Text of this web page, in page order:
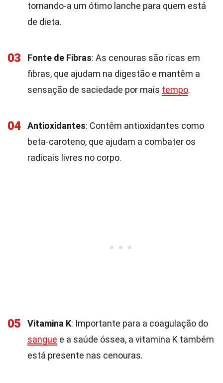
tornando-a um ótimo lanche para quem está
de dieta.
03 Fonte de Fibras: As cenouras são ricas em
fibras, que ajudam na digestão e mantêm a
sensação de saciedade por mais tempo.
04 Antioxidantes: Contêm antioxidantes como
beta-caroteno, que ajudam a combater os
radicais livres no corpo.
05 Vitamina K: Importante para a coagulação do
sangue e a saúde óssea, a vitamina K também
está presente nas cenouras.